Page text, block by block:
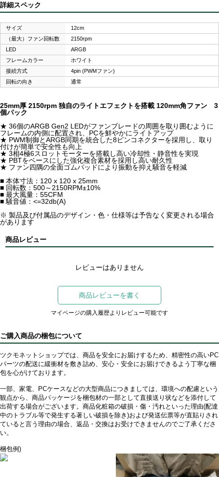
詳細スペック
サイズ
12cm
（最大）ファン回転数
2150rpm
LED
ARGB
フレームカラー
ホワイト
接続方式
4pin (PWMファン)
回転の向き
通常
25mm厚 2150rpm 独自のライトエフェクトを搭載 120mm角ファン 3
個パック
★ 36個のARGB Gen2 LEDがファンブレードの周囲を取り囲むように
フレームの内側に配置され、PCを鮮やかにライトアップ
★ PWM制御とARGB同期を統合した8ピンコネクターを採用し、取り
付けが簡単で安全性も向上
★ 3相4極6スロットモーターを搭載し高い冷却性・静音性を実現
★ PBTをベースにした強化複合素材を採用し高い耐久性
★ ファン四隅の全面ゴムパッドにより振動を抑え騒音を軽減
■ 本体寸法：120 x 120 x 25mm
■ 回転数：500～2150RPM±10%
■ 最大風量：55CFM
■ 騒音値：<=32db(A)
※ 製品及び付属品のデザイン・色・仕様等は予告なく変更される場合
があります
商品レビュー
レビューはありません
商品レビューを書く
マイページの購入履歴よりレビュー可能です
ご購入商品の梱包について
ツクモネットショップでは、商品を安全にお届けするため、精密性の高いPC
パーツの配送に緩衝材を敷き詰め、安心・安全にお届けできるよう丁寧な梱
包を心がけております。
一部、家電、PCケースなどの大型商品につきましては、環境への配慮という
観点から、商品パッケージを梱包材の一部として直接送り状などを添付して
出荷する場合がございます。商品化粧箱の破損・傷・汚れといった理由(配達
中のトラブル等で発生する著しい破損を除き)および発送伝票等が直貼りされ
ていると言う理由の場合、返品・交換はお受けできませんのでご了承くださ
い。
梱包例)